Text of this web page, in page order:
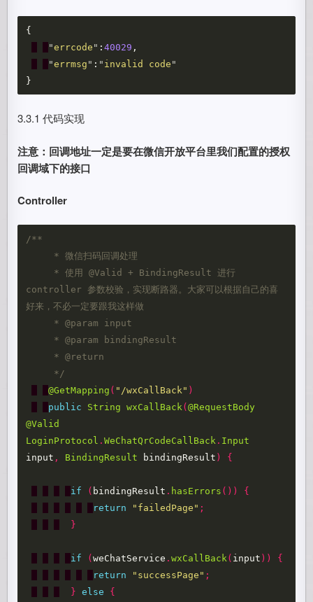
{
"errcode " :40029 ,
"errmsg " : " invalid code "
}
3.3.1 代码实现
注意：回调地址一定是要在微信开放平台里我们配置的授权
回调域下的接口
Controller
/**
controller 参数校验，实现断路器。大家可以根据自己的喜
好来，不必一定要跟我这样做
*/
@GetMapping ( "/wxCallBack" )
public
String wxCallBack (@RequestBody
@Valid
LoginProtocol .WeChatQrCodeCallBack . Input
input , BindingResult bindingResult ) {
if ( bindingResult . hasErrors ())
{
return
"failedPage" ;
}
if (weChatService .wxCallBack ( input ))
{
return
"successPage" ;
}
else
{